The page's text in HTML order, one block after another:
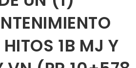
1B MJ Y